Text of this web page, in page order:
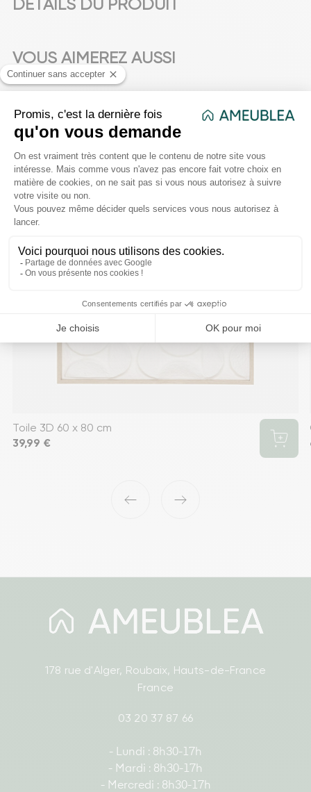
DÉTAILS DU PRODUIT
VOUS AIMEREZ AUSSI
Toile 3D 60 x 80 cm
Prix
39,99 €
‹ ›
178 rue d'Alger, Roubaix, Hauts-de-France
France
03 20 37 87 66
- Lundi : 8h30-17h
- Mardi : 8h30-17h
- Mercredi : 8h30-17h